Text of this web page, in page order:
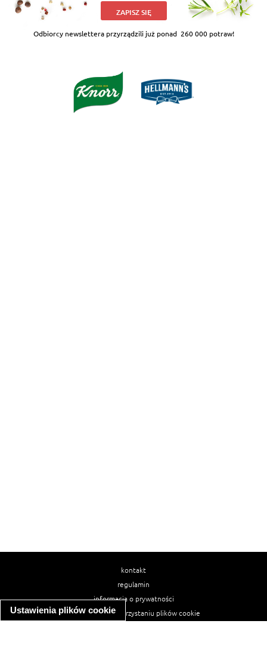
Ustawienia plików cookie
ZAPISZ SIĘ
Odbiorcy newslettera przyrządzili już ponad 260 000 potraw!
kontakt
regulamin
informacja o prywatności
informacja o wykorzystaniu plików cookie